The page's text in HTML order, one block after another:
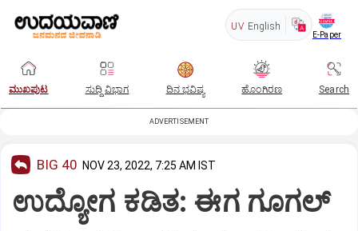
UV English
E-Paper
ಮುಖಪುಟ ಸುದ್ದಿ ವಿಭಾಗ ದಿನ ಭವಿಷ್ಯ ಹೊಂಗಿರಣ Search
ADVERTISEMENT
BIG 40 NOV 23, 2022, 7:25 AM IST
ಉದ್ಯೋಗ ಕಡಿತ: ಈಗ ಗೂಗಲ್‌